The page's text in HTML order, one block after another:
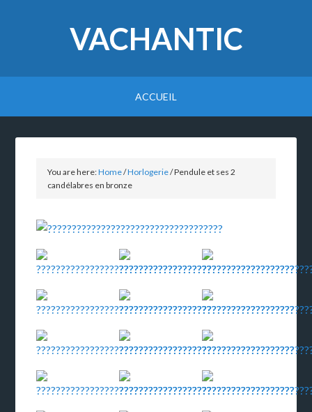
VACHANTIC
ACCUEIL
You are here:Home/Horlogerie/Pendule et ses 2
candélabres en bronze